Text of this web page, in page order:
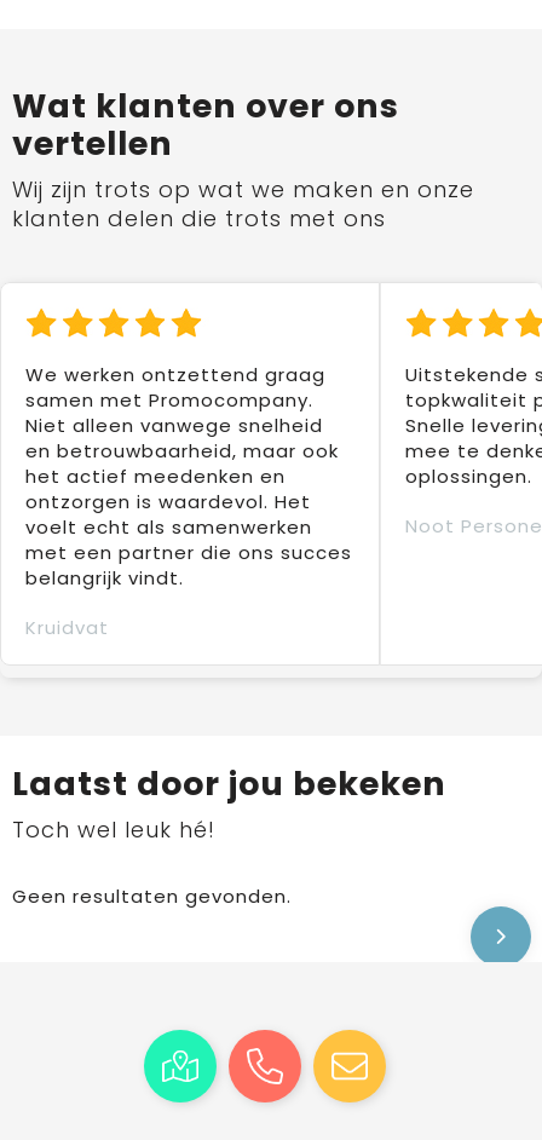
Wat klanten over ons
vertellen
Wij zijn trots op wat we maken en onze
klanten delen die trots met ons
We werken ontzettend graag
samen met Promocompany.
Niet alleen vanwege snelheid
en betrouwbaarheid, maar ook
het actief meedenken en
ontzorgen is waardevol. Het
voelt echt als samenwerken
met een partner die ons succes
belangrijk vindt.
Kruidvat
Uitstekende
topkwaliteit
Snelle
mee te
oplossingen.
Noot
Laatst door jou bekeken
Toch wel leuk hé!
Geen resultaten gevonden.